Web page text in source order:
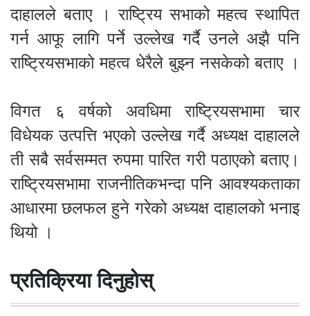
दाहालले बताए । राष्ट्रिय सभाको महत्व स्थापित
गर्न आफू लागि पर्ने उल्लेख गर्दै उनले अझै पनि
राष्ट्रियसभाको महत्व धेरैले बुझ्न नसकेको बताए ।
विगत ६ वर्षको अवधिमा राष्ट्रियसभामा चार
विधेयक उत्पत्ति भएको उल्लेख गर्दै अध्यक्ष दाहालले
ती सबै सर्वसम्मत रुपमा पारित गरी पठाएको बताए।
राष्ट्रियसभामा राजनीतिकभन्दा पनि आवश्यकताका
आधारमा छलफल हुने गरेको अध्यक्ष दाहालको भनाइ
थियो ।
प्रतिक्रिया दिनुहोस्